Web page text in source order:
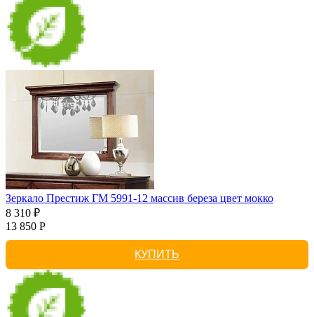
Зеркало Престиж ГМ 5991-12 массив береза цвет мокко
8 310 ₽
13 850 Р
КУПИТЬ